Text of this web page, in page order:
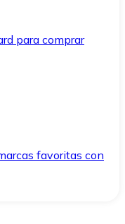
para comprar
favoritas con